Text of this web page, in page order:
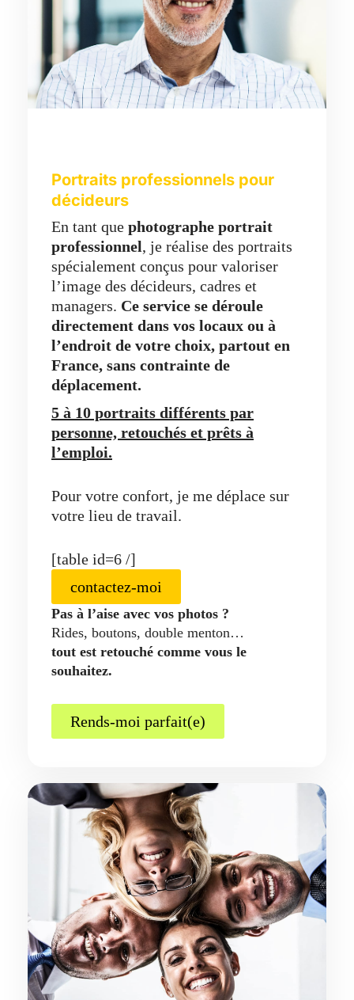
Portraits professionnels pour
décideurs
En tant que photographe portrait
professionnel, je réalise des portraits
spécialement conçus pour valoriser
l’image des décideurs, cadres et
managers. Ce service se déroule
directement dans vos locaux ou à
l’endroit de votre choix, partout en
France, sans contrainte de
déplacement.
5 à 10 portraits différents par
personne, retouchés et prêts à
l’emploi.
Pour votre confort, je me déplace sur
votre lieu de travail.
[table id=6 /]
contactez-moi
Pas à l’aise avec vos photos ?
Rides, boutons, double menton…
tout est retouché comme vous le
souhaitez.
Rends-moi parfait(e)